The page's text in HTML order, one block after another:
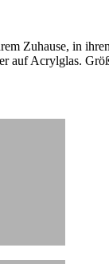
Zuhause, in
auf Acrylglas.